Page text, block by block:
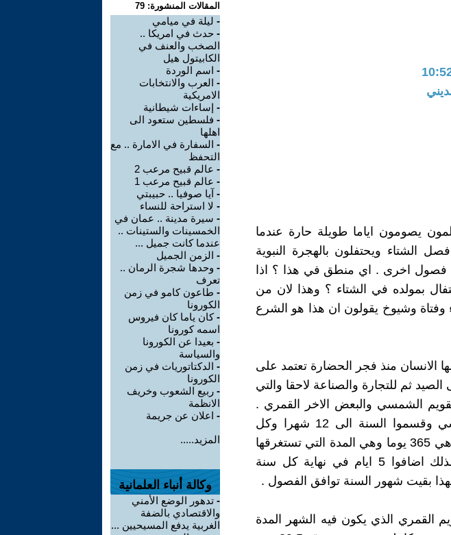
يصومون اياما طويلة حارة عندما
ويحتفلون بالهجرة النبوية
في فصول اخرى . اي منطق في هذا ؟ اذا
بمولده في الشتاء ؟ وهذا لان من
وشيوخ يقولون ان هذا هو الشرع
الانسان منذ فجر الحضارة تعتمد على
ثم للتجارة والصناعة لاحقا والتي
الشمسي والبعض الاخر القمري .
استعمل المصريون القدماء التقويم الشمسي وقسموا السنة الى 12 شهرا وكل
شهر الى 30 يوما وانتبهوا مبكرين ان السنة هي 365 يوما وهي المدة التي تستغرقها
الارض لاكمال دورة كاملة حول الشمس لذلك اضافوا 5 ايام في نهاية كل سنة
بقيت شهور السنة توافق الفصول .
القمري الذي يكون فيه الشهر المدة
المقالات المنشورة: 79
- ليلة في ميامي
- حدث في امريكا ..
الصخب والعنف في
الكابيتول هيل
- اسم الوردة
- العرب والانتخابات
الامريكية
- إساءات شيطانية
- فلسطين ستعود الى
اهلها
- السفارة في الامارة .. مع
التحفظ
- عالم قبيح مرعب 2
- عالم قبيح مرعب 1
- آيا صوفيا .. حبيبتي
- لا استراحة للنساء
- سيرة مدينة .. عمان في
الخمسينات والستينات ..
عندما كانت جميل ...
- الزمن الجميل
- وحدها شجرة الرمان ..
تعرف
- طاعون كامو في زمن
الكورونا
-كان ياما كان فيروس
اسمه كورونا
- بعيدا عن الكورونا
والسياسة
- الدكتاتوريات في زمن
الكورونا
- ربيع الشعوب وخريف
الانظمة
- اعلان عن جريمة
المزيد.....
وكالة أنباء العلمانية
- تدهور الوضع الأمني
والاقتصادي بالضفة
الغربية يدفع المسيحيين ...